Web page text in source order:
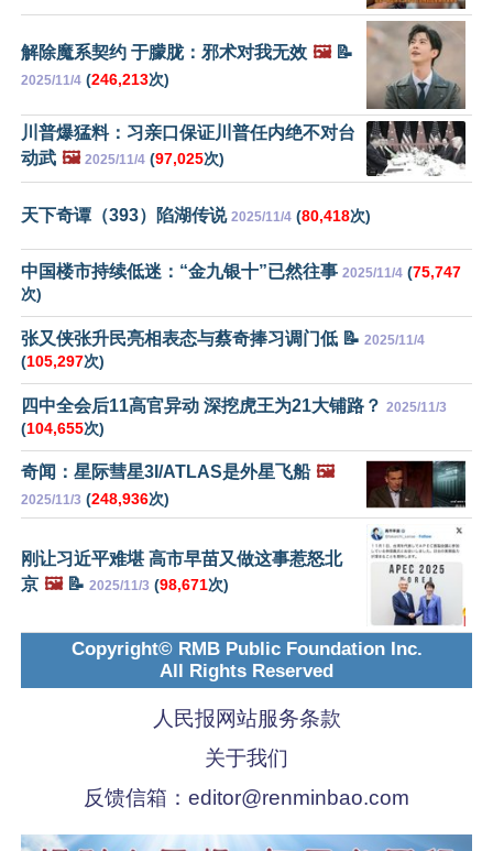
解除魔系契约 于朦胧：邪术对我无效 🖼️📝
2025/11/4 (246,213次)
川普爆猛料：习亲口保证川普任内绝不对台
动武 🖼️ 2025/11/4 (97,025次)
天下奇谭（393）陷湖传说 2025/11/4 (80,418次)
中国楼市持续低迷：“金九银十”已然往事 2025/11/4 (75,747
次)
张又侠张升民亮相表态与蔡奇捧习调门低 📝 2025/11/4
(105,297次)
四中全会后11高官异动 深挖虎王为21大铺路？ 2025/11/3
(104,655次)
奇闻：星际彗星3I/ATLAS是外星飞船 🖼️
2025/11/3 (248,936次)
刚让习近平难堪 高市早苗又做这事惹怒北
京 🖼️📝 2025/11/3 (98,671次)
Copyright© RMB Public Foundation Inc.
All Rights Reserved
人民报网站服务条款
关于我们
反馈信箱： editor@renminbao.com